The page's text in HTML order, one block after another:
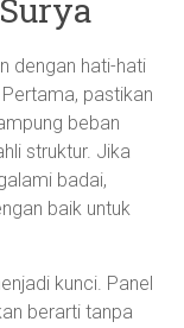
dengan hati-hati
pastikan
beban
struktur. Jika
badai,
baik untuk
kunci. Panel
berarti tanpa